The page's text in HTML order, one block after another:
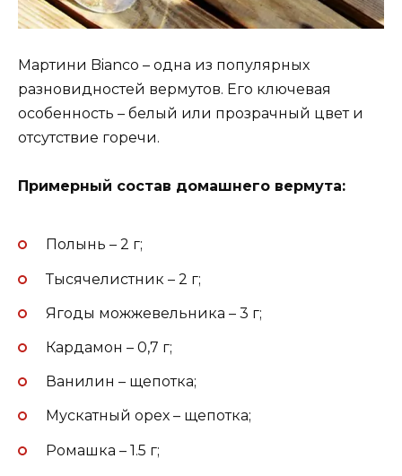
Мартини Bianco – одна из популярных
разновидностей вермутов. Его ключевая
особенность – белый или прозрачный цвет и
отсутствие горечи.
Примерный состав домашнего вермута:
Полынь – 2 г;
Тысячелистник – 2 г;
Ягоды можжевельника – 3 г;
Кардамон – 0,7 г;
Ванилин – щепотка;
Мускатный орех – щепотка;
Ромашка – 1.5 г;